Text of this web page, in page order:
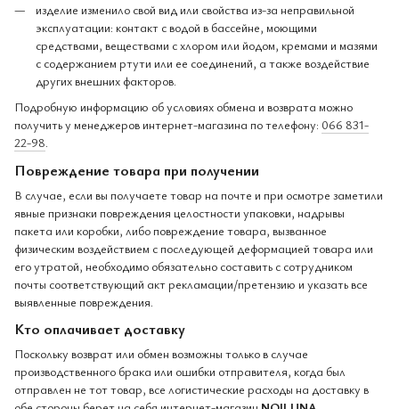
изделие изменило свой вид или свойства из-за неправильной
эксплуатации: контакт с водой в бассейне, моющими
средствами, веществами с хлором или йодом, кремами и мазями
с содержанием ртути или ее соединений, а также воздействие
других внешних факторов.
Подробную информацию об условиях обмена и возврата можно
получить у менеджеров интернет-магазина по телефону: 066 831-
22-98
Повреждение товара при получении
В случае, если вы получаете товар на почте и при осмотре заметили
явные признаки повреждения целостности упаковки, надрывы
пакета или коробки, либо повреждение товара, вызванное
физическим воздействием с последующей деформацией товара или
его утратой, необходимо обязательно составить с сотрудником
почты соответствующий акт рекламации/претензию и указать все
выявленные повреждения.
Кто оплачивает доставку
Поскольку возврат или обмен возможны только в случае
производственного брака или ошибки отправителя, когда был
отправлен не тот товар, все логистические расходы на доставку в